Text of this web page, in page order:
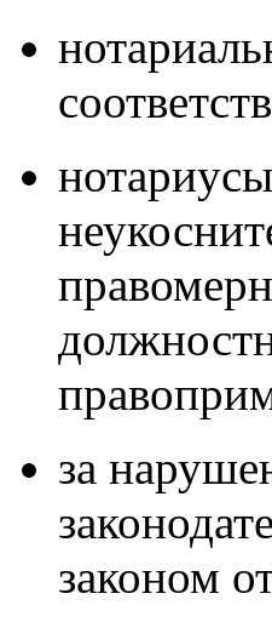
за
законом